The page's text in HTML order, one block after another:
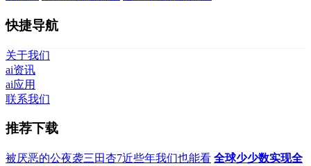
快捷导航
关于我们
ai资讯
ai应用
联系我们
推荐下载
被厌恶的公夜袭三田杏7近些年我们也能看 全球少少数实现全